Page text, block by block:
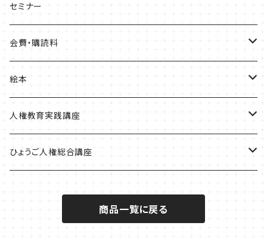
ひょうご部落解放
人権歴史マップ
淡路・神戸増補版
播磨版
はじめてみよう！これからの部落問題学習
人権政策マップ報告書
セミナー
会費・購読料
正会員会費
特別会員会費
賛助会費
絵本
ともだちのにおい
かめたろう
人権教育実践講座
単体申込
ひょうご人権総合講座
商品一覧に戻る